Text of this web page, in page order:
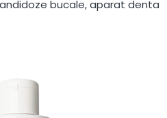
bucale, aparat denta